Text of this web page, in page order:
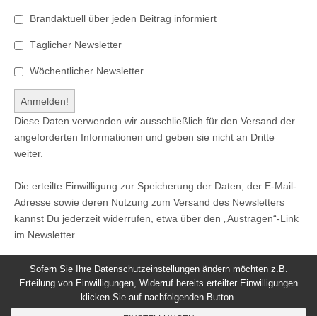
Brandaktuell über jeden Beitrag informiert
Täglicher Newsletter
Wöchentlicher Newsletter
Diese Daten verwenden wir ausschließlich für den Versand der
angeforderten Informationen und geben sie nicht an Dritte
weiter.
Die erteilte Einwilligung zur Speicherung der Daten, der E-Mail-
Adresse sowie deren Nutzung zum Versand des Newsletters
kannst Du jederzeit widerrufen, etwa über den „Austragen“-Link
im Newsletter.
Sofern Sie Ihre Datenschutzeinstellungen ändern möchten z.B.
Erteilung von Einwilligungen, Widerruf bereits erteilter Einwilligungen
klicken Sie auf nachfolgenden Button.